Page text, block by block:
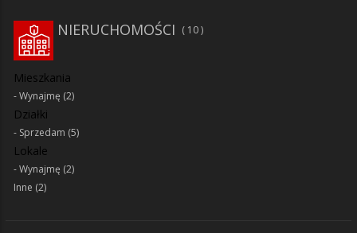
NIERUCHOMOŚCI 10
Mieszkania
Wynajmę (2)
Działki
Sprzedam (5)
Lokale
Wynajmę (2)
Inne (2)